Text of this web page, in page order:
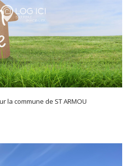
voir le bien
la commune de ST ARMOU